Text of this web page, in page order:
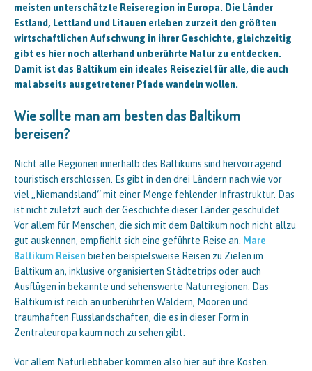
meisten unterschätzte Reiseregion in Europa. Die Länder
Estland, Lettland und Litauen erleben zurzeit den größten
wirtschaftlichen Aufschwung in ihrer Geschichte, gleichzeitig
gibt es hier noch allerhand unberührte Natur zu entdecken.
Damit ist das Baltikum ein ideales Reiseziel für alle, die auch
mal abseits ausgetretener Pfade wandeln wollen.
Wie sollte man am besten das Baltikum
bereisen?
Nicht alle Regionen innerhalb des Baltikums sind hervorragend
touristisch erschlossen. Es gibt in den drei Ländern nach wie vor
viel „Niemandsland“ mit einer Menge fehlender Infrastruktur. Das
ist nicht zuletzt auch der Geschichte dieser Länder geschuldet.
Vor allem für Menschen, die sich mit dem Baltikum noch nicht allzu
gut auskennen, empfiehlt sich eine geführte Reise an. Mare
Baltikum Reisen bieten beispielsweise Reisen zu Zielen im
Baltikum an, inklusive organisierten Städtetrips oder auch
Ausflügen in bekannte und sehenswerte Naturregionen. Das
Baltikum ist reich an unberührten Wäldern, Mooren und
traumhaften Flusslandschaften, die es in dieser Form in
Zentraleuropa kaum noch zu sehen gibt.
Vor allem Naturliebhaber kommen also hier auf ihre Kosten.